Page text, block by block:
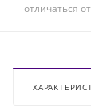
отличаться